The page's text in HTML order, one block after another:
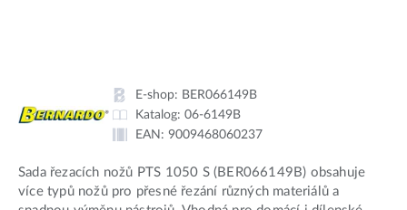
E-shop: BER066149B
Katalog: 06-6149B
EAN: 9009468060237
Sada řezacích nožů PTS 1050 S (BER066149B) obsahuje
více typů nožů pro přesné řezání různých materiálů a